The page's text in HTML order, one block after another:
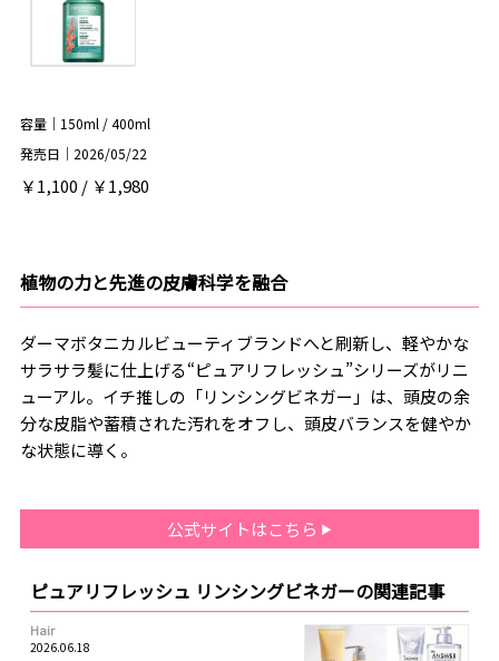
容量｜150ml / 400ml
発売日｜2026/05/22
￥1,100 / ￥1,980
植物の力と先進の皮膚科学を融合
ダーマボタニカルビューティブランドへと刷新し、軽やかな
サラサラ髪に仕上げる“ピュアリフレッシュ”シリーズがリニ
ューアル。イチ推しの「リンシングビネガー」は、頭皮の余
分な皮脂や蓄積された汚れをオフし、頭皮バランスを健やか
な状態に導く。
公式サイトはこちら
ピュアリフレッシュ リンシングビネガーの関連記事
Hair
2026.06.18